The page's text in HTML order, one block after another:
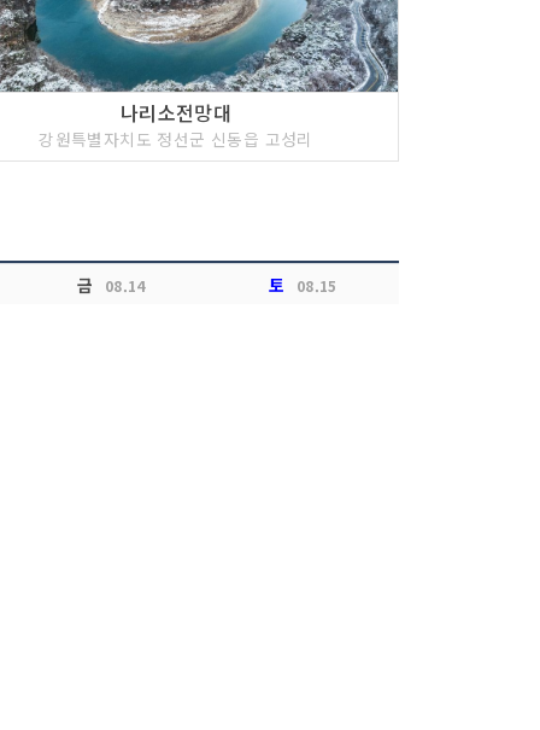
나리소전망대
강원특별자치도 정선군 신동읍 고성리
금 08.14 토 08.15